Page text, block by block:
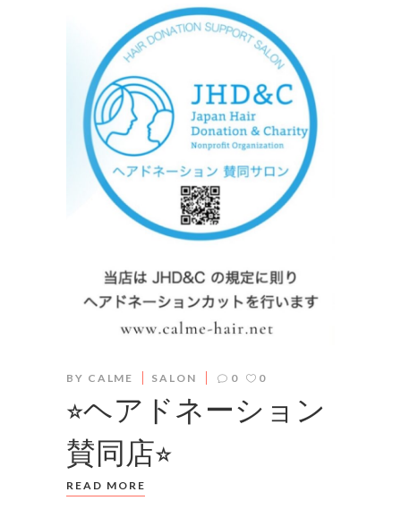
BY CALME SALON 0 0
⭐︎ヘアドネーション
賛同店⭐︎
READ MORE